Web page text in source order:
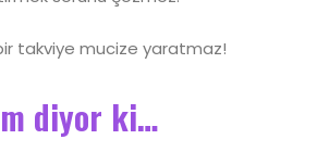
takviye mucize yaratmaz!
diyor ki…